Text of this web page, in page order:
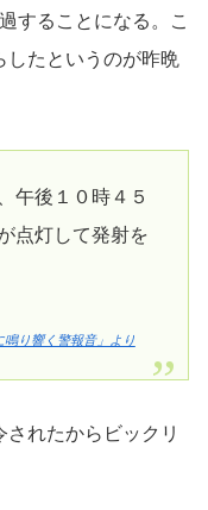
することになる。こ
したというのが昨晩
午後１０時４５
点灯して発射を
り響く警報音」より
れたからビックリ